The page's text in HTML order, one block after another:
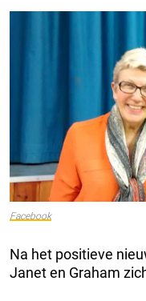
Facebook
Na het positieve
Janet en Graham